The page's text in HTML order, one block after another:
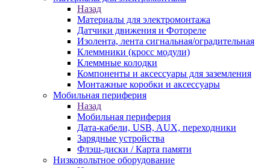
Назад
Материалы для электромонтажа
Датчики движения и Фотореле
Изолента, лента сигнальная/оградительная
Клеммники (кросс модули)
Клеммные колодки
Компоненты и аксессуары для заземления
Монтажные коробки и аксессуары
Мобильная периферия
Назад
Мобильная периферия
Дата-кабели, USB, AUX, переходники
Зарядные устройства
Флэш-диски / Карта памяти
Низковольтное оборудование